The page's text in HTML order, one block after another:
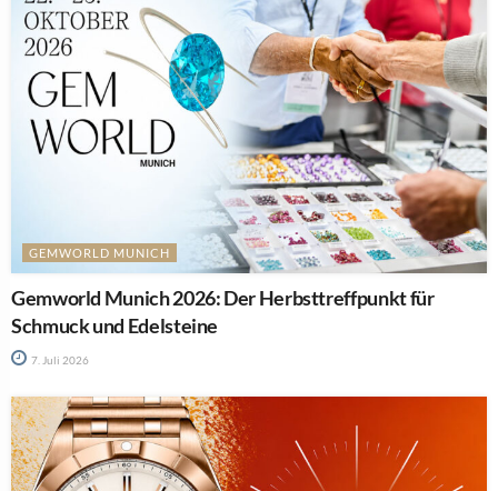
GEMWORLD MUNICH
Gemworld Munich 2026: Der Herbsttreffpunkt für
Schmuck und Edelsteine
7. Juli 2026